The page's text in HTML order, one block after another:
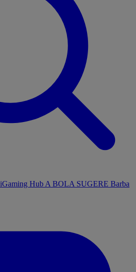
iGaming Hub A BOLA SUGERE Barba